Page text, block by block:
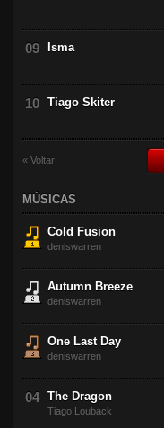
Isma
Tiago Skiter
« Voltar
MÚSICAS
Cold Fusion
deniswarren
Autumn Breeze
deniswarren
One Last Day
deniswarren
The Dragon
Tiago Louback